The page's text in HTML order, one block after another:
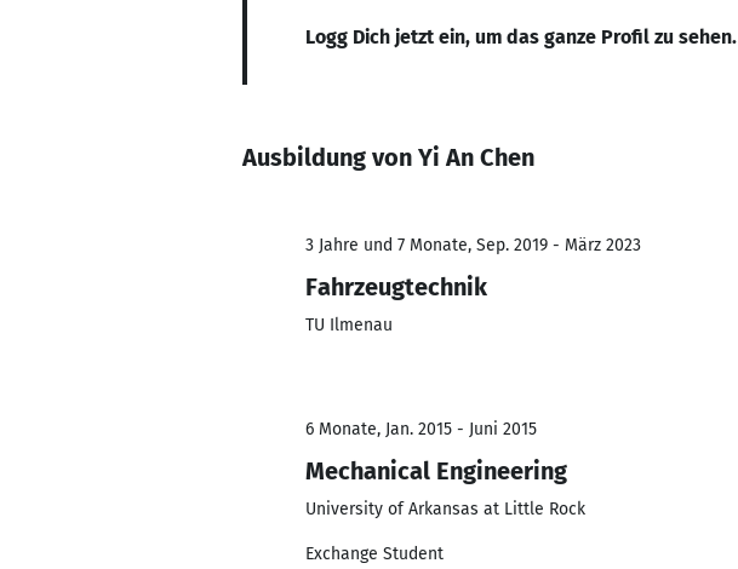
Logg Dich jetzt ein, um das ganze Profil zu sehen.
Ausbildung von Yi An Chen
3 Jahre und 7 Monate, Sep. 2019 - März 2023
Fahrzeugtechnik
TU Ilmenau
6 Monate, Jan. 2015 - Juni 2015
Mechanical Engineering
University of Arkansas at Little Rock
Exchange Student